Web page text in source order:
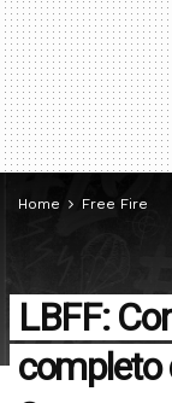
Home Free Fire
LBFF:
completo